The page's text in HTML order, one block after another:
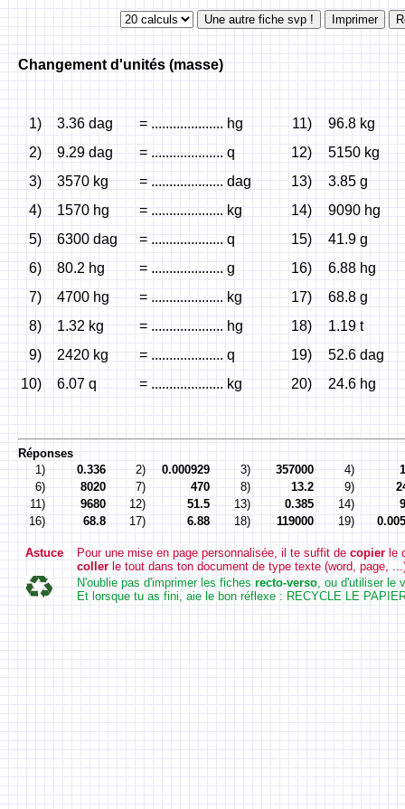
Changement d'unités (masse)
1) 3.36 dag = .................... hg 11)
96.8 kg
2)
9.29 dag = .................... q 12)
5150 kg
3)
3570 kg = .................... dag 13)
3.85 g
4)
1570 hg = .................... kg 14)
9090 hg
5)
6300 dag = .................... q 15)
41.9 g
6)
80.2 hg = .................... g 16)
6.88 hg
7)
4700 hg = .................... kg 17)
68.8 g
8)
1.32 kg = .................... hg 18)
1.19 t
9)
2420 kg = .................... q 19)
52.6 dag
10)
6.07 q = .................... kg 20) 24.6 hg
Réponses
1)
0.336 2) 0.000929 3) 357000 4)
6)
8020 7) 470 8) 13.2 9)
11)
9680 12) 51.5 13) 0.385 14)
16)
68.8 17) 6.88 18) 119000 19)
Astuce Pour une mise en page personnalisée, il te suffit de copier le
coller le tout dans ton document de type texte (word, page,
N'oublie pas d'imprimer les fiches recto-verso, ou d'utiliser le
Et lorsque tu as fini, aie le bon réflexe : RECYCLE LE